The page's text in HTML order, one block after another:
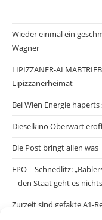
Wieder einmal ein
Wagner
LIPIZZANER-
Lipizzanerheimat
Bei Wien Energie
Dieselkino Oberwart
Die Post bringt allen was
FPÖ – Schnedlitz:
– den Staat geht es
Zurzeit sind gefakte A1-